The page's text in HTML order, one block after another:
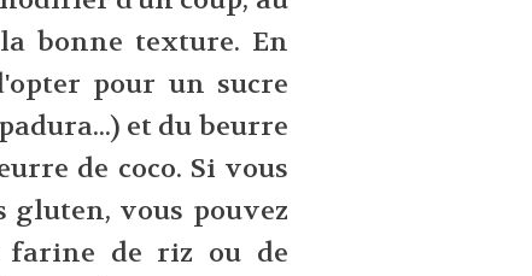
bonne texture. En
pour un sucre
et du beurre
de coco. Si vous
gluten, vous pouvez
farine de riz ou de